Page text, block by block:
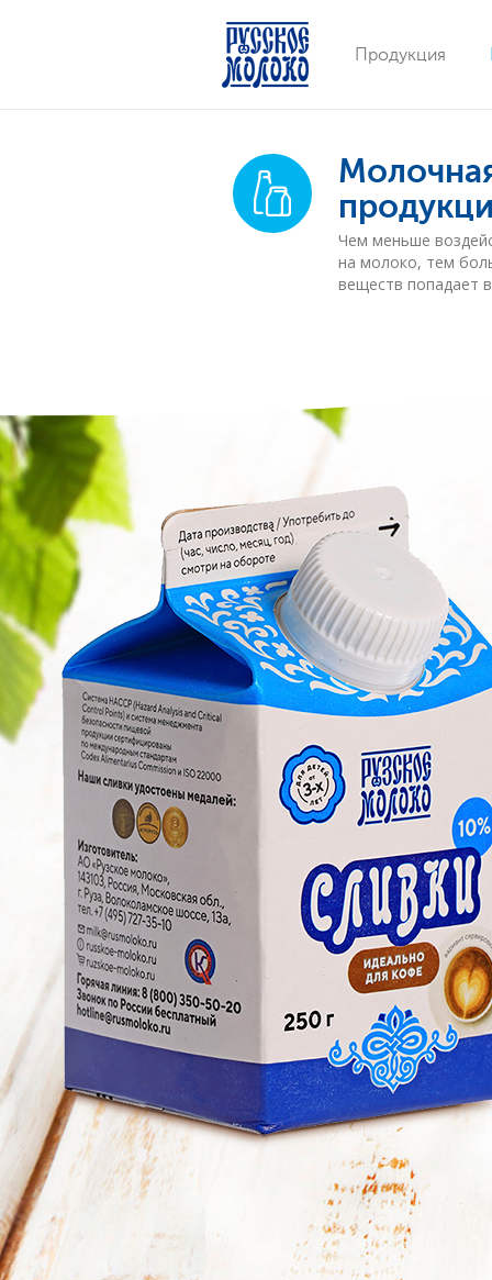
Продукция
Чем меньше
на молоко, тем
веществ попадает